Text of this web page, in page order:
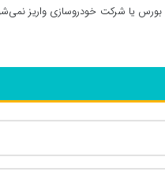
یا شرکت خودروسازی واریز